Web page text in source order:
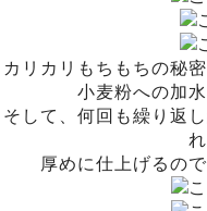
カリカリもちもちの秘
小麦粉への加
そして、何回も繰り返
厚めに仕上げるの